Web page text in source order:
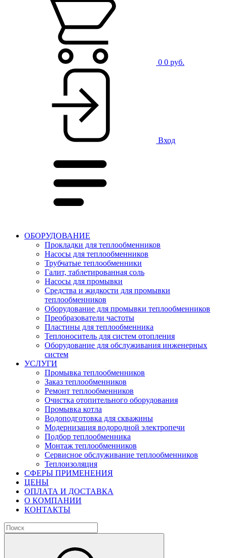
0 0 руб.
Вход
ОБОРУДОВАНИЕ
Прокладки для теплообменников
Насосы для теплообменников
Трубчатые теплообменники
Галит, таблетированная соль
Насосы для промывки
Средства и жидкости для промывки
теплообменников
Оборудование для промывки теплообменников
Преобразователи частоты
Пластины для теплообменника
Теплоноситель для систем отопления
Оборудование для обслуживания инженерных
систем
УСЛУГИ
Промывка теплообменников
Заказ теплообменников
Ремонт теплообменников
Очистка отопительного оборудования
Промывка котла
Водоподготовка для скважины
Модернизация водородной электропечи
Подбор теплообменника
Монтаж теплообменников
Сервисное обслуживание теплообменников
Теплоизоляция
СФЕРЫ ПРИМЕНЕНИЯ
ЦЕНЫ
ОПЛАТА И ДОСТАВКА
О КОМПАНИИ
КОНТАКТЫ